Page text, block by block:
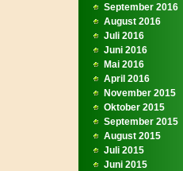
September 2016
August 2016
Juli 2016
Juni 2016
Mai 2016
April 2016
November 2015
Oktober 2015
September 2015
August 2015
Juli 2015
Juni 2015